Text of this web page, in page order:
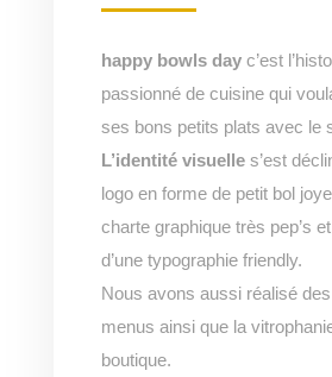
happy bowls dayc’est
passionné de cuisine qui
ses bons petits plats avec le
L’identité visuelles’est
logo en forme de petit bol
charte graphique très pep’s
d’une typographie friendly.
Nous avons aussi réalisé
menus ainsi que la
boutique.